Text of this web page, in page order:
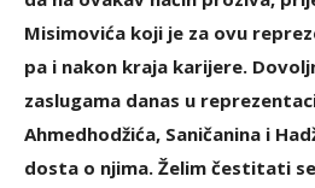
Misimovića koji je za ovu
pa i nakon kraja karijere.
zaslugama danas u
Ahmedhodžića, Saničanina i
dosta o njima. Želim čestitati